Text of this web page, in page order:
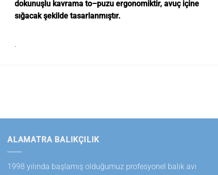
dokunuşlu kavrama to–puzu ergonomiktir, avuç içine
sığacak şekilde tasarlanmıştır.
.
ALAMATRA BALIKÇILIK
1998 yılında başlamış olduğumuz profesyonel balık avı